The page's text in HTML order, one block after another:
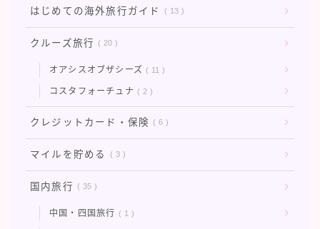
スペイン旅行
タイ旅行
ハワイ旅行
フィンランド旅行
ラスベガス旅行
はじめての海外旅行ガイド 13
クルーズ旅行 20
オアシスオブザシーズ 11
コスタフォーチュナ 2
クレジットカード・保険 6
マイルを貯める 3
国内旅行 35
中国・四国旅行 1